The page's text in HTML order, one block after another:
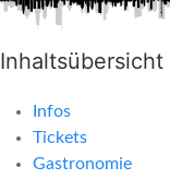
Inhaltsübersicht
Infos
Tickets
Gastronomie